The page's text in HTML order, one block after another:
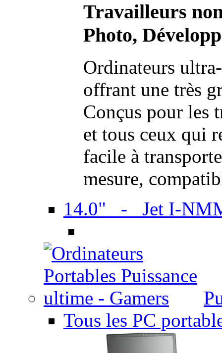
Travailleurs
Photo,
Ordinateurs
offrant une très
Conçus pour les
et tous ceux qui
facile à
mesure,
14.0" - Jet I-
Tous les PC